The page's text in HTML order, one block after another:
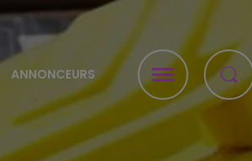
ANNONCEURS